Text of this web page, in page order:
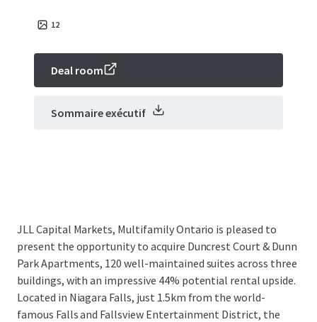
12
Deal room
Sommaire exécutif
JLL Capital Markets, Multifamily Ontario is pleased to
present the opportunity to acquire Duncrest Court & Dunn
Park Apartments, 120 well-maintained suites across three
buildings, with an impressive 44% potential rental upside.
Located in Niagara Falls, just 1.5km from the world-
famous Falls and Fallsview Entertainment District, the